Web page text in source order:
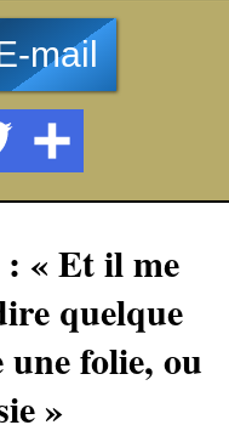
mail
« Et il me
quelque
folie, ou
»